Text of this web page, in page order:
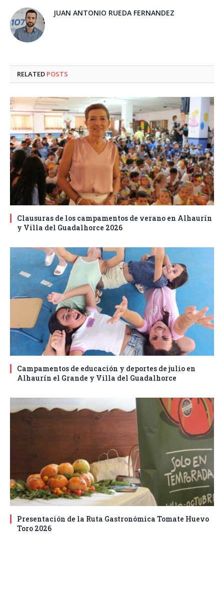
JUAN ANTONIO RUEDA FERNANDEZ
RELATED POSTS
Clausuras de los campamentos de verano en Alhaurín
y Villa del Guadalhorce 2026
Campamentos de educación y deportes de julio en
Alhaurín el Grande y Villa del Guadalhorce
Presentación de la Ruta Gastronómica Tomate Huevo
Toro 2026